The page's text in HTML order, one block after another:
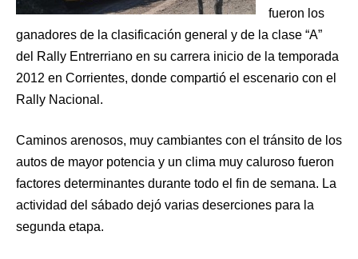
fueron los
ganadores de la clasificación general y de la clase “A”
del Rally Entrerriano en su carrera inicio de la temporada
2012 en Corrientes, donde compartió el escenario con el
Rally Nacional.
Caminos arenosos, muy cambiantes con el tránsito de los
autos de mayor potencia y un clima muy caluroso fueron
factores determinantes durante todo el fin de semana. La
actividad del sábado dejó varias deserciones para la
segunda etapa.